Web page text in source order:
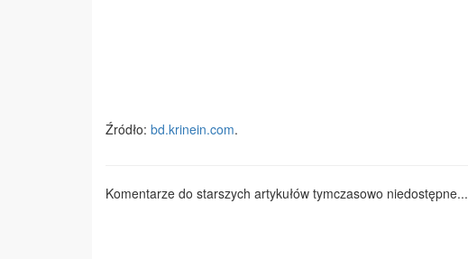
Źródło: bd.krinein.com.
Komentarze do starszych artykułów tymczasowo niedostępne...